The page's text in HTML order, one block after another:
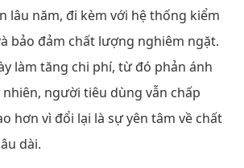
lâu năm, đi kèm với hệ thống kiểm
bảo đảm chất lượng nghiêm ngặt.
làm tăng chi phí, từ đó phản ánh
nhiên, người tiêu dùng vẫn chấp
hơn vì đổi lại là sự yên tâm về chất
dài.